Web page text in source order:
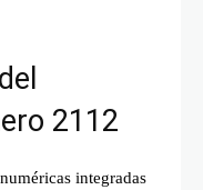
2112
integradas